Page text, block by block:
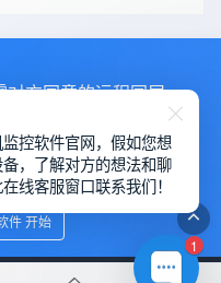
方同意的远程同屏
件，手机监测另一部手机软件，
聊天
件 开始
1
控软件官网，假如您想
，了解对方的想法和聊
线客服窗口联系我们！